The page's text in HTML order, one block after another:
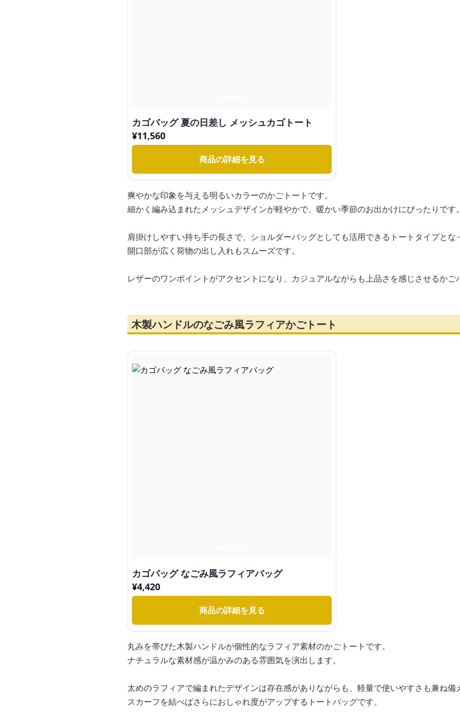
カゴバッグ 夏の日差し メッシュカゴトート
¥11,560
商品の詳細を見る
爽やかな印象を与える明るいカラーのかごトートです。
細かく編み込まれたメッシュデザインが軽やかで、暖かい季節のお出かけにぴったりです。
肩掛けしやすい持ち手の長さで、ショルダーバッグとしても活用できるトートタイプとな
開口部が広く荷物の出し入れもスムーズです。
レザーのワンポイントがアクセントになり、カジュアルながらも上品さを感じさせるかご
木製ハンドルのなごみ風ラフィアかごトート
カゴバッグ なごみ風ラフィアバッグ
¥4,420
商品の詳細を見る
丸みを帯びた木製ハンドルが個性的なラフィア素材のかごトートです。
ナチュラルな素材感が温かみのある雰囲気を演出します。
太めのラフィアで編まれたデザインは存在感がありながらも、軽量で使いやすさも兼ね備
スカーフを結べばさらにおしゃれ度がアップするトートバッグです。